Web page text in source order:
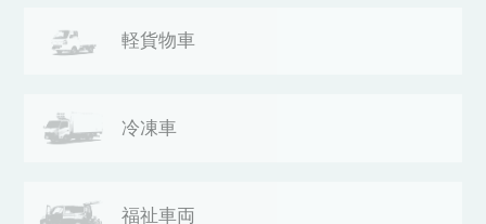
軽貨物車
冷凍車
福祉車両